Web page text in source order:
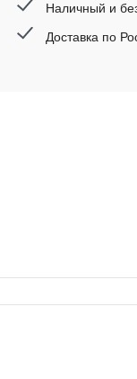
Наличный и
Доставка по